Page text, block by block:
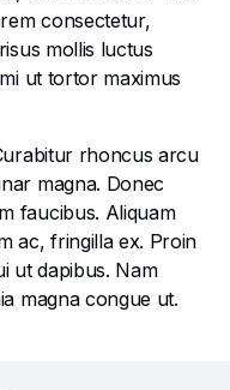
consectetur,
mollis luctus
ut tortor maximus
rhoncus arcu
magna. Donec
faucibus. Aliquam
ac, fringilla ex. Proin
ut dapibus. Nam
magna congue ut.